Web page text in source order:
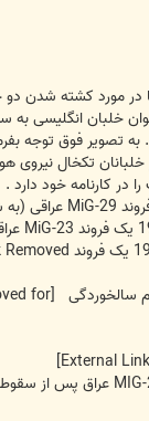
در مورد کشته شدن دو
خلبان انگلیسی به
تصویر فوق توجه
خلبانان تکخال
کارنامه خود دارد .
Removed
سالخوردگی for